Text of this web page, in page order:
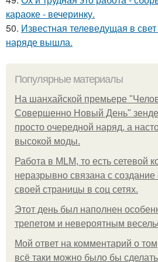
караоке - вечеринку.
50. Известная телеведущая в
наряде вышла.
Популярные материалы
На шанхайской премьере
Совершенно Новый День"
просто очередной наряд, а
высокой моды.
Работа в MLM, то есть сетевой
неразрывно связана с создание
своей страницы в соц сетях.
Этот день был наполнен
трепетом и невероятным
Мой ответ на комментарий о
всё таки можно было бы